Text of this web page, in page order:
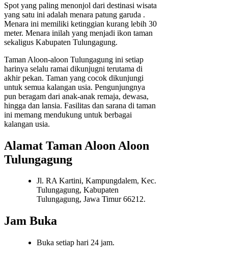
Spot yang paling menonjol dari destinasi wisata
yang satu ini adalah menara patung garuda .
Menara ini memiliki ketinggian kurang lebih 30
meter. Menara inilah yang menjadi ikon taman
sekaligus Kabupaten Tulungagung.
Taman Aloon-aloon Tulungagung ini setiap
harinya selalu ramai dikunjugni terutama di
akhir pekan. Taman yang cocok dikunjungi
untuk semua kalangan usia. Pengunjungnya
pun beragam dari anak-anak remaja, dewasa,
hingga dan lansia. Fasilitas dan sarana di taman
ini memang mendukung untuk berbagai
kalangan usia.
Alamat Taman Aloon Aloon
Tulungagung
Jl. RA Kartini, Kampungdalem, Kec.
Tulungagung, Kabupaten
Tulungagung, Jawa Timur 66212.
Jam Buka
Buka setiap hari 24 jam.